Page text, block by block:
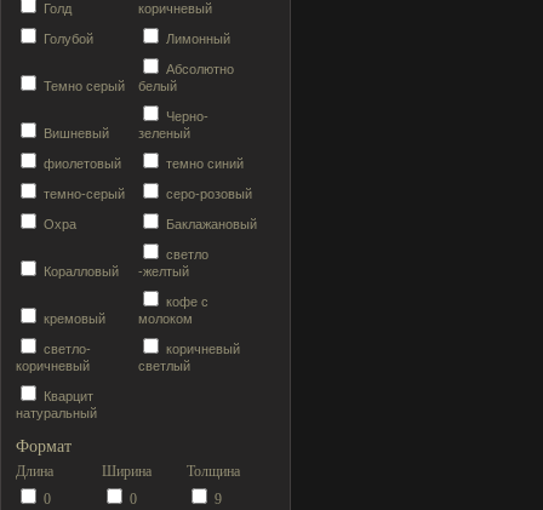
Голд
коричневый
Голубой Лимонный
Темно серый
Абсолютно
белый
Вишневый
Черно-
зеленый
фиолетовый темно синий
темно-серый серо-розовый
Охра Баклажановый
Коралловый
светло
-желтый
кремовый
кофе с
молоком
светло-
коричневый
коричневый
светлый
Кварцит
натуральный
Формат
Длина
0
Ширина
0
Толщина
9